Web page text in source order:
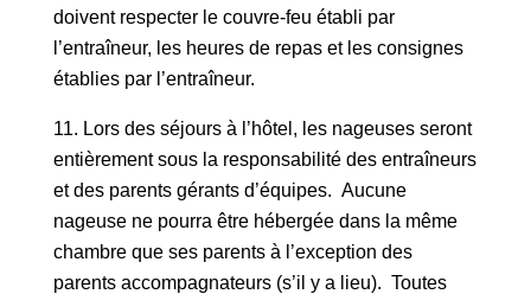
doivent respecter le couvre-feu établi par
l’entraîneur, les heures de repas et les consignes
établies par l’entraîneur.
Lors des séjours à l’hôtel, les nageuses seront
entièrement sous la responsabilité des entraîneurs
et des parents gérants d’équipes. Aucune
nageuse ne pourra être hébergée dans la même
chambre que ses parents à l’exception des
parents accompagnateurs (s’il y a lieu). Toutes